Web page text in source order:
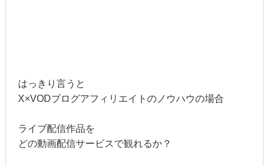
はっきり言うと
X×VODブログアフィリエイトのノウハウの場合
ライブ配信作品を
どの動画配信サービスで観れるか？